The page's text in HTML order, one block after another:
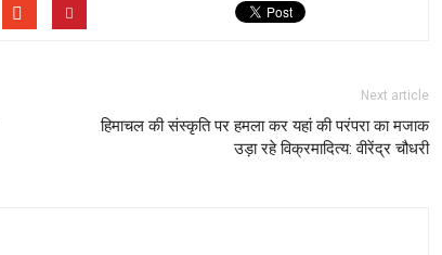
Next article
हिमाचल की संस्कृति पर हमला कर यहां की परंपरा का मजाक
उड़ा रहे विक्रमादित्य: वीरेंद्र चौधरी